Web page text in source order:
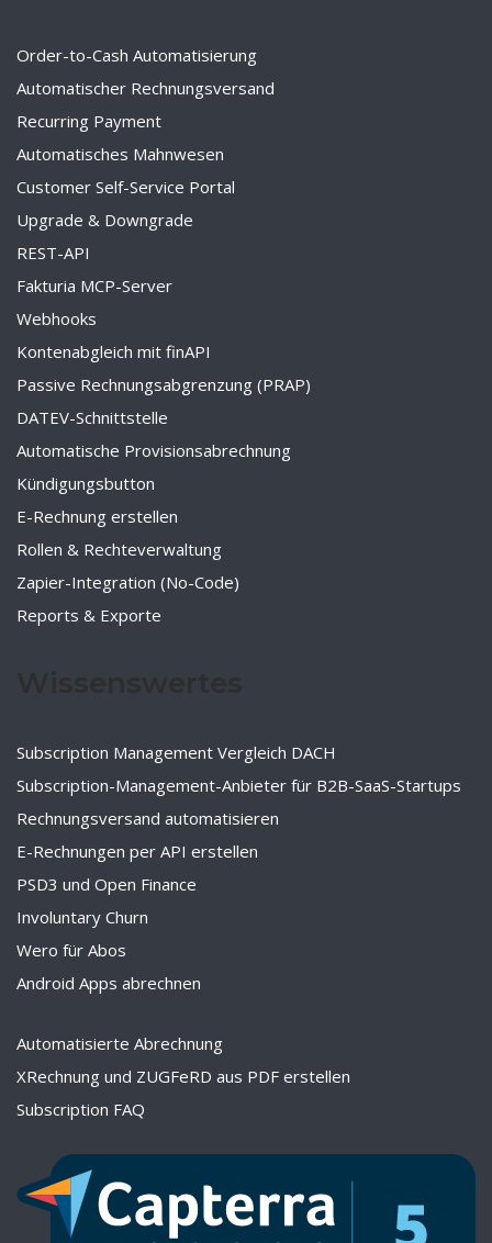
Order-to-Cash Automatisierung
Automatischer Rechnungsversand
Recurring Payment
Automatisches Mahnwesen
Customer Self-Service Portal
Upgrade & Downgrade
REST-API
Fakturia MCP-Server
Webhooks
Kontenabgleich mit finAPI
Passive Rechnungsabgrenzung (PRAP)
DATEV-Schnittstelle
Automatische Provisionsabrechnung
Kündigungsbutton
E-Rechnung erstellen
Rollen & Rechteverwaltung
Zapier-Integration (No-Code)
Reports & Exporte
Subscription Management Vergleich DACH
Subscription-Management-Anbieter für B2B-SaaS-Startups
Rechnungsversand automatisieren
E-Rechnungen per API erstellen
PSD3 und Open Finance
Involuntary Churn
Wero für Abos
Android Apps abrechnen
Automatisierte Abrechnung
XRechnung und ZUGFeRD aus PDF erstellen
Subscription FAQ